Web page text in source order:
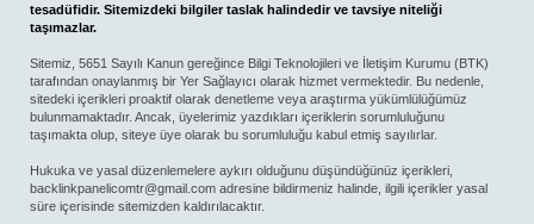
tesadüfidir. Sitemizdeki bilgiler taslak halindedir ve tavsiye niteliği
taşımazlar.
Sitemiz, 5651 Sayılı Kanun gereğince Bilgi Teknolojileri ve İletişim Kurumu (BTK)
tarafından onaylanmış bir Yer Sağlayıcı olarak hizmet vermektedir. Bu nedenle,
sitedeki içerikleri proaktif olarak denetleme veya araştırma yükümlülüğümüz
bulunmamaktadır. Ancak, üyelerimiz yazdıkları içeriklerin sorumluluğunu
taşımakta olup, siteye üye olarak bu sorumluluğu kabul etmiş sayılırlar.
Hukuka ve yasal düzenlemelere aykırı olduğunu düşündüğünüz içerikleri,
backlinkpanelicomtr@gmail.com adresine bildirmeniz halinde, ilgili içerikler yasal
süre içerisinde sitemizden kaldırılacaktır.